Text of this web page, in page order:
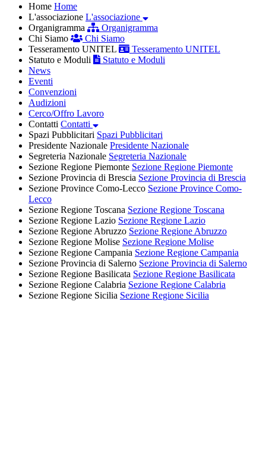
Home Home
L'associazione L'associazione
Organigramma
Organigramma
Chi Siamo
Chi Siamo
Tesseramento UNITEL
Tesseramento UNITEL
Statuto e Moduli
Statuto e Moduli
News
Eventi
Convenzioni
Audizioni
Cerco/Offro Lavoro
Contatti Contatti
Spazi Pubblicitari Spazi Pubblicitari
Presidente Nazionale Presidente Nazionale
Segreteria Nazionale Segreteria Nazionale
Sezione Regione Piemonte Sezione Regione Piemonte
Sezione Provincia di Brescia Sezione Provincia di Brescia
Sezione Province Como-Lecco Sezione Province Como-
Lecco
Sezione Regione Toscana Sezione Regione Toscana
Sezione Regione Lazio Sezione Regione Lazio
Sezione Regione Abruzzo Sezione Regione Abruzzo
Sezione Regione Molise Sezione Regione Molise
Sezione Regione Campania Sezione Regione Campania
Sezione Provincia di Salerno Sezione Provincia di Salerno
Sezione Regione Basilicata Sezione Regione Basilicata
Sezione Regione Calabria Sezione Regione Calabria
Sezione Regione Sicilia Sezione Regione Sicilia